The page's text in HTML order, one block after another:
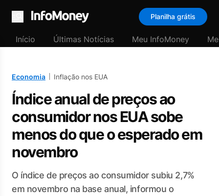
Menu
Planilha grátis
Início Últimas Notícias Meu InfoMoney
Economia Inflação nos EUA
Índice anual de preços ao
consumidor nos EUA sobe
menos do que o esperado em
novembro
O índice de preços ao consumidor subiu 2,7%
em novembro na base anual, informou o